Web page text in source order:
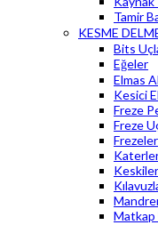
Tamir
KESME
Bits
Eğeler
Elmas
Kesici
Freze
Freze
Frezeler
Keskiler
Matkap